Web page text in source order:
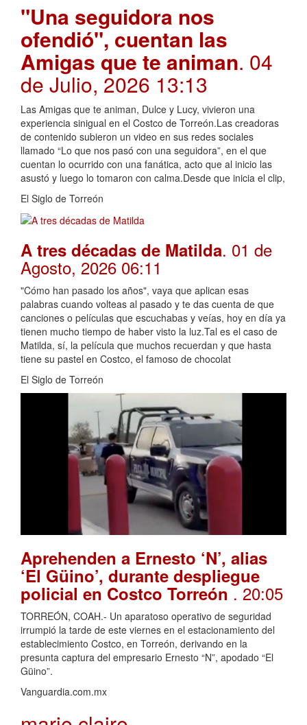
"Una seguidora nos
ofendió", cuentan las
Amigas que te animan. 04
de Julio, 2026 13:13
Las Amigas que te animan, Dulce y Lucy, vivieron una
experiencia sinigual en el Costco de Torreón.Las creadoras
de contenido subieron un video en sus redes sociales
llamado “Lo que nos pasó con una seguidora”, en el que
cuentan lo ocurrido con una fanática, acto que al inicio las
asustó y luego lo tomaron con calma.Desde que inicia el clip,
El Siglo de Torreón
A tres décadas de Matilda. 01 de
Agosto, 2026 06:11
"Cómo han pasado los años", vaya que aplican esas
palabras cuando volteas al pasado y te das cuenta de que
canciones o películas que escuchabas y veías, hoy en día ya
tienen mucho tiempo de haber visto la luz.Tal es el caso de
Matilda, sí, la película que muchos recuerdan y que hasta
tiene su pastel en Costco, el famoso de chocolat
El Siglo de Torreón
Aprehenden a Ernesto ‘N’, alias
‘El Güino’, durante despliegue
policial en Costco Torreón. 20:05
TORREÓN, COAH.- Un aparatoso operativo de seguridad
irrumpió la tarde de este viernes en el estacionamiento del
establecimiento Costco, en Torreón, derivando en la
presunta captura del empresario Ernesto “N”, apodado “El
Güino”.
Vanguardia.com.mx